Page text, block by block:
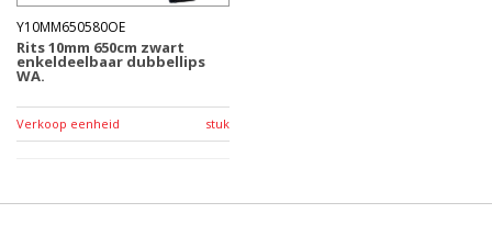
Y10MM650580OE
Rits 10mm 650cm zwart
enkeldeelbaar dubbellips
WA.
Verkoop eenheid stuk